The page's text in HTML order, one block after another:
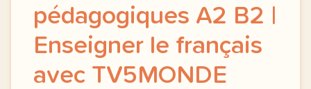
pédagogiques A2 B2 |
Enseigner le français
avec TV5MONDE